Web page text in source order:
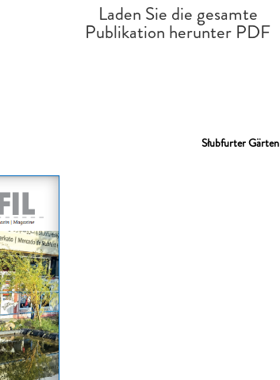
Laden Sie die gesamte
Publikation herunter PDF
Słubfurter Gärten